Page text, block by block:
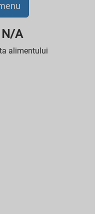
N/A
alimentului